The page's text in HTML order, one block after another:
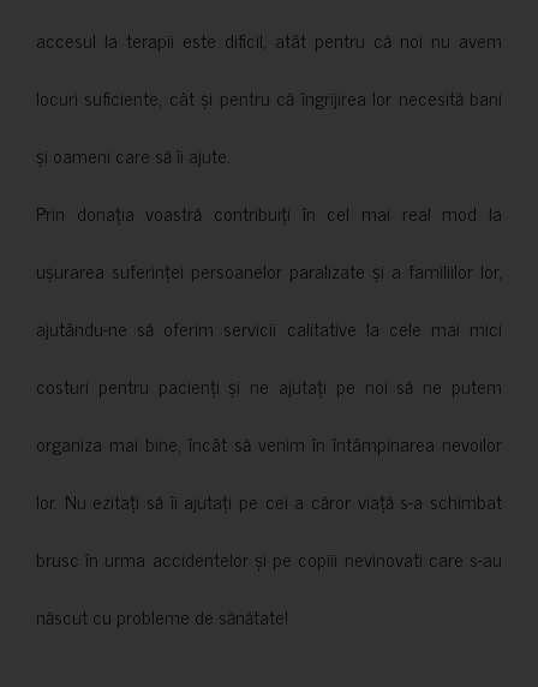
accesul la terapii este dificil, atât pentru că noi nu avem
locuri suficiente, cât și pentru că îngrijirea lor necesită bani
și oameni care să îi ajute.
Prin donația voastră contribuiți în cel mai real mod la
ușurarea suferinței persoanelor paralizate și a familiilor lor,
ajutându-ne să oferim servicii calitative la cele mai mici
costuri pentru pacienți și ne ajutați pe noi să ne putem
organiza mai bine, încât să venim în întâmpinarea nevoilor
lor. Nu ezitați să îi ajutați pe cei a căror viață s-a schimbat
brusc în urma accidentelor și pe copiii nevinovati care s-au
născut cu probleme de sănătate!